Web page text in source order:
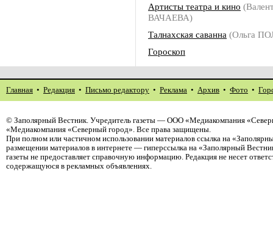
Артисты театра и кино
ВАЧАЕВА)
Талнахская саванна (Ольга
Гороскоп
Главная • Редакция • Письмо редактору • Реклама • Архив • Фото •
© Заполярный Вестник. Учредитель газеты — ООО «Медиакомпания
«Медиакомпания «Северный город». Все права защищены.
При полном или частичном использовании материалов ссылка на
размещении материалов в интернете — гиперссылка на «Заполярный
газеты не предоставляет справочную информацию. Редакция не несет
содержащуюся в рекламных объявлениях.